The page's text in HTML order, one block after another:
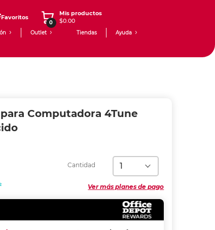
Favoritos
0
Mis productos
$0.00
Outlet Tiendas Ayuda
Computadora 4Tune
Cantidad
Ver más planes de pago